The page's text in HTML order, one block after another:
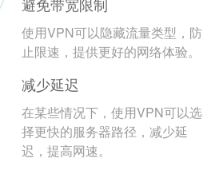
避免带宽限制
使用VPN可以隐藏流量类型，防
止限速，提供更好的网络体验。
减少延迟
在某些情况下，使用VPN可以选
择更快的服务器路径，减少延
迟，提高网速。